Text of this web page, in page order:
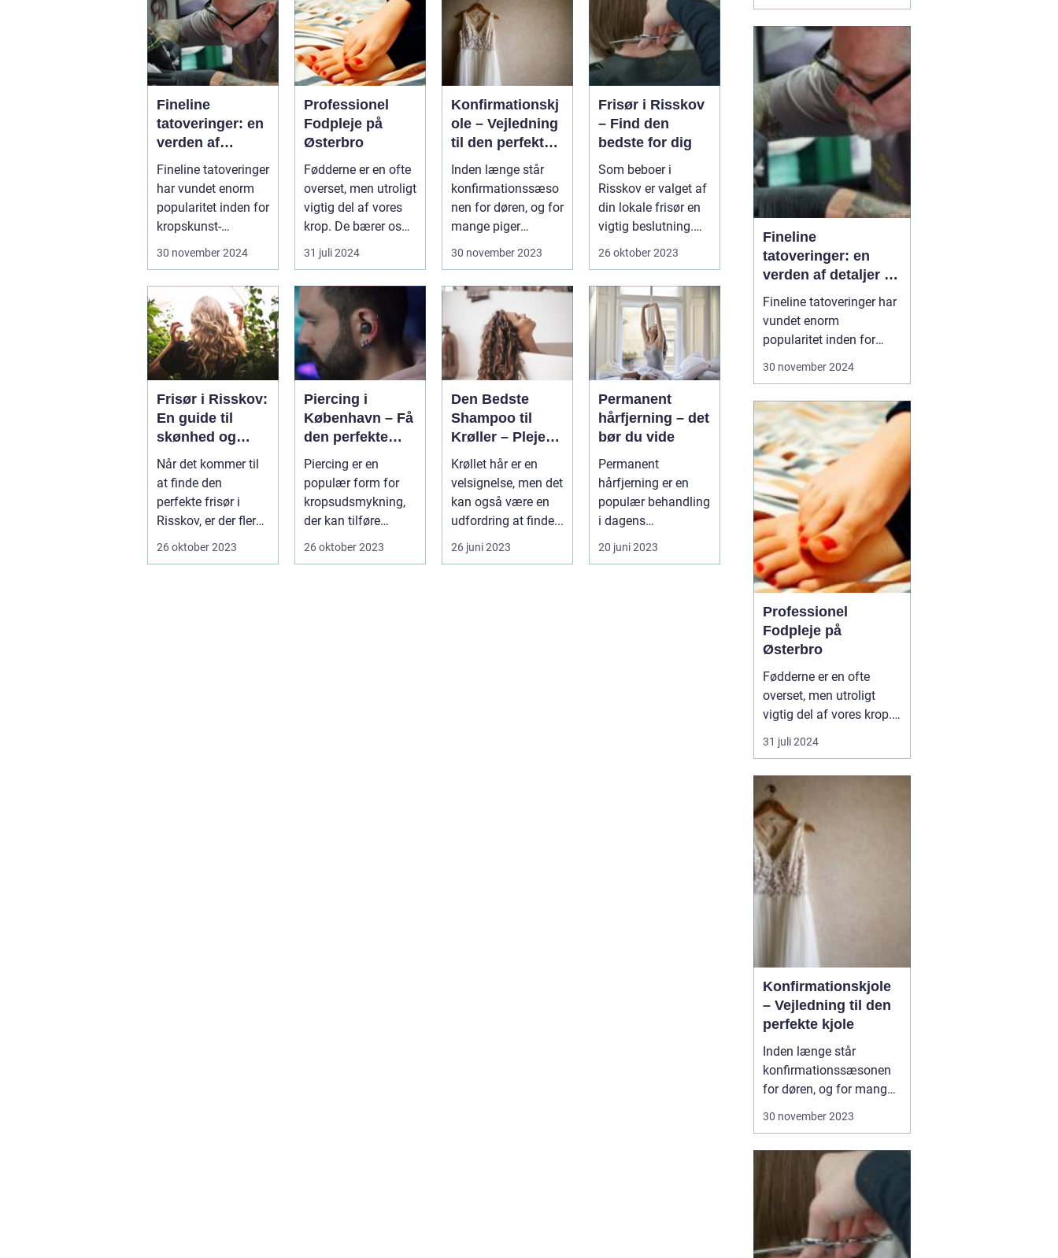
Fineline
tatoveringer: en
verden af
detaljer og
elegance
Fineline tatoveringer
har vundet enorm
popularitet inden for
kropskunst-
verdenen de seneste
30 november 2024
Professionel
Fodpleje på
Østerbro
Fødderne er en ofte
overset, men utroligt
vigtig del af vores
krop. De bærer os
gennem ...
31 juli 2024
Konfirmationskj
ole – Vejledning
til den perfekte
kjole
Inden længe står
konfirmationssæso
nen for døren, og for
mange piger
betyder...
30 november 2023
Frisør i Risskov
– Find den
bedste for dig
Som beboer i
Risskov er valget af
din lokale frisør en
vigtig beslutning.
Det handler om
26 oktober 2023
Frisør i Risskov:
En guide til
skønhed og
velvære
Når det kommer til
at finde den
perfekte frisør i
Risskov, er der flere
faktorer at ove...
26 oktober 2023
Piercing i
København – Få
den perfekte
kropsudsmykni
Piercing er en
populær form for
kropsudsmykning,
der kan tilføre
personlighed og stil
26 oktober 2023
Den Bedste
Shampoo til
Krøller – Pleje
og Definition til
Dine Smukke
Lokker
Krøllet hår er en
velsignelse, men det
kan også være en
udfordring at finde...
26 juni 2023
Permanent
hårfjerning – det
bør du vide
Permanent
hårfjerning er en
populær behandling
i dagens
skønhedsindustri.
De fles...
20 juni 2023
for at korrigere synet
uden at skulle bære stel,
er de ...
Fineline
tatoveringer: en
verden af detaljer og
elegance
Fineline tatoveringer har
vundet enorm
popularitet inden for
kropskunst-verdenen de
detaljerede design
tilbyder de en elegant og
moderne tilgang til
tatovering. Denne artikel
udforsker, hvad der gø...
30 november 2024
Professionel
Fodpleje på
Østerbro
Fødderne er en ofte
overset, men utroligt
vigtig del af vores krop.
De bærer os gennem
livet, fra de første
barn til de tusindvis af
skridt vi tager hver dag
som voksne. På den
pulserende bydel Øst...
31 juli 2024
Konfirmationskjole
– Vejledning til den
perfekte kjole
Inden længe står
konfirmationssæsonen
for døren, og for mange
piger betyder det en
med så mange
muligheder kan det være
svært at vide, hvor man
30 november 2023